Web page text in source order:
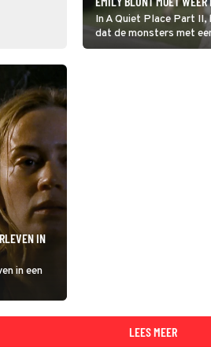
In A Quiet Place Part
dat de monsters met
IN
in een
LEES MEER